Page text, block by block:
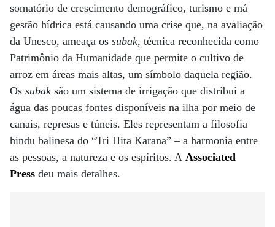
somatório de crescimento demográfico, turismo e má
gestão hídrica está causando uma crise que, na avaliação
da Unesco, ameaça os subak, técnica reconhecida como
Patrimônio da Humanidade que permite o cultivo de
arroz em áreas mais altas, um símbolo daquela região.
Os subak são um sistema de irrigação que distribui a
água das poucas fontes disponíveis na ilha por meio de
canais, represas e túneis. Eles representam a filosofia
hindu balinesa do “Tri Hita Karana” – a harmonia entre
as pessoas, a natureza e os espíritos. A Associated
Press deu mais detalhes.